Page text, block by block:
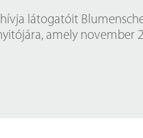
látogatóit
amely november